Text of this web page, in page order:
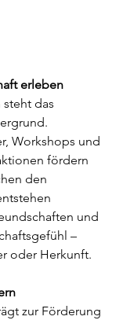
erleben
das
Workshops und
fördern
den
und
–
oder Herkunft.
zur Förderung